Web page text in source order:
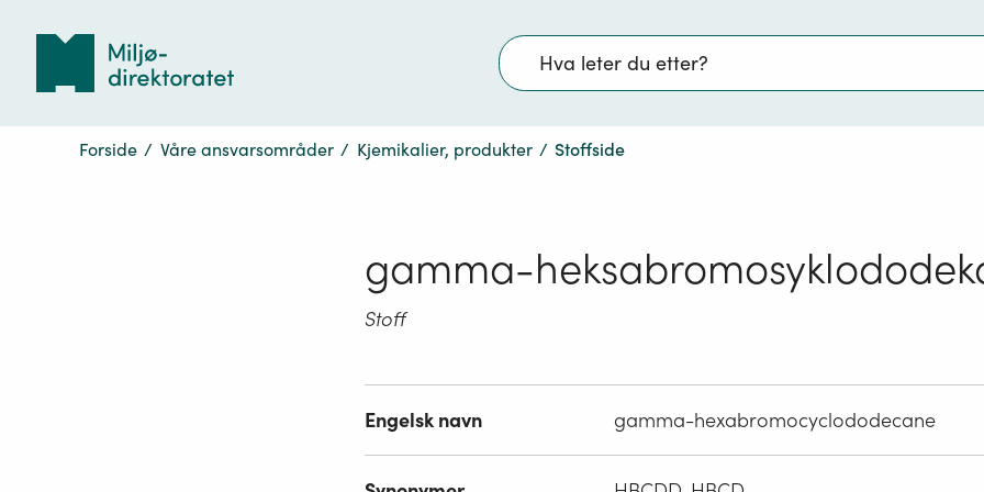
Søk
Forside / Våre ansvarsområder / Kjemikalier, produkter / Stoffside
gamma-
Stoff
Engelsk navn gamma-hexabromocyclododecane